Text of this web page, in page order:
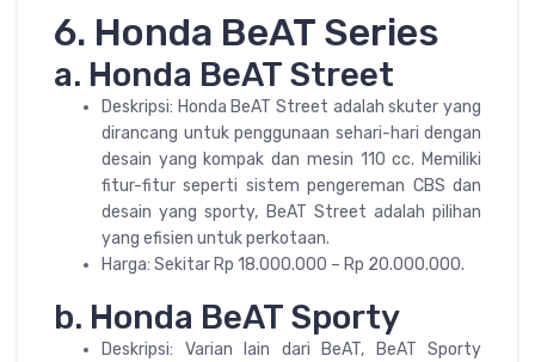
6. Honda BeAT Series
a. Honda BeAT Street
Deskripsi: Honda BeAT Street adalah skuter yang
dirancang untuk penggunaan sehari-hari dengan
desain yang kompak dan mesin 110 cc. Memiliki
fitur-fitur seperti sistem pengereman CBS dan
desain yang sporty, BeAT Street adalah pilihan
yang efisien untuk perkotaan.
Harga: Sekitar Rp 18.000.000 – Rp 20.000.000.
b. Honda BeAT Sporty
Deskripsi: Varian lain dari BeAT, BeAT Sporty